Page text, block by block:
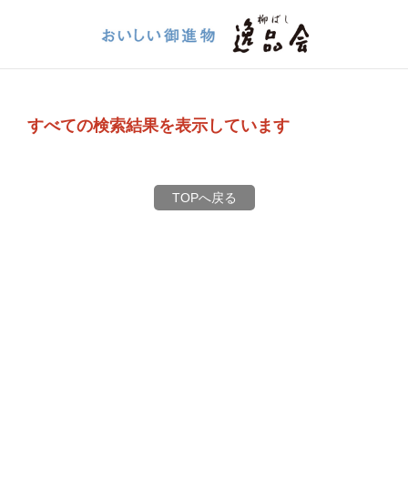
すべての検索結果を表示しています
TOPへ戻る